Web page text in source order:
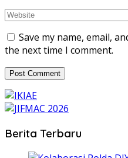
Save my name, email,
the next time I comment.
Berita Terbaru